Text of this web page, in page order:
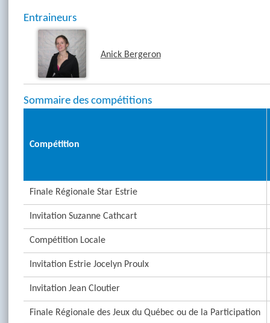
Entraineurs
Anick Bergeron
Sommaire des compétitions
Compétition
Finale Régionale Star Estrie
Invitation Suzanne Cathcart
Compétition Locale
Invitation Estrie Jocelyn Proulx
Invitation Jean Cloutier
Finale Régionale des Jeux du Québec ou de la Participation